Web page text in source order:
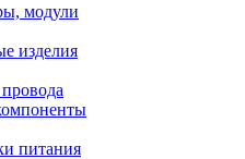
модули
изделия
питания